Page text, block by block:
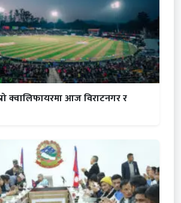
क्वालिफायरमा आज विराटनगर र